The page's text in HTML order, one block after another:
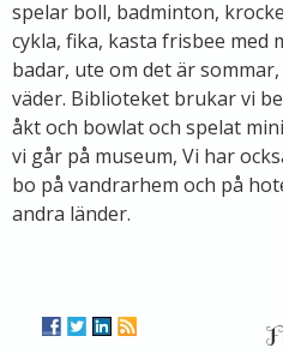
spelar boll, badminton,
cykla, fika, kasta frisbee med
badar, ute om det är
väder. Biblioteket brukar vi
åkt och bowlat och spelat
vi går på museum, Vi har
bo på vandrarhem och på
andra länder.